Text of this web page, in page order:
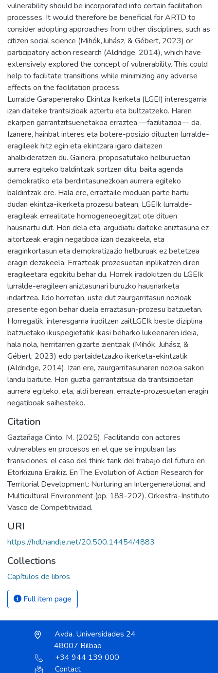
vulnerability should be incorporated into certain facilitation
processes. It would therefore be beneficial for ARTD to
consider adopting approaches from other disciplines, such as
citizen social science (Mihók,Juhász, & Gébert, 2023) or
participatory action research (Aldridge, 2014), which have
extensively explored the concept of vulnerability. This could
help to facilitate transitions while minimizing any adverse
effects on the facilitation process.
Lurralde Garapenerako Ekintza Ikerketa (LGEI) interesgarria
izan daiteke trantsizioak aztertu eta bultzatzeko. Haren
ekarpen garrantzitsuenetakoa erraztea —fazilitazioa— da.
Izanere, hainbat interes eta botere-posizio dituzten lurralde-
eragileek hitz egin eta ekintzara igaro daitezen
ahalbideratzen du. Gainera, proposatutako helburuetan
aurrera egiteko baldintzak sortzen ditu, baita agenda
demokratiko eta berdintasunezkoan aurrera egiteko
baldintzak ere. Hala ere, erraztaile moduan parte hartu
dudan ekintza-ikerketa prozesu batean, LGEIk lurralde-
eragileak errealitate homogeneoegitzat ote dituen
hausnartu dut. Hori dela eta, argudiatu daiteke aniztasuna ez
aitortzeak eragin negatiboa izan dezakeela, eta
eraginkortasun eta demokratizazio helburuak ez betetzea
eragin dezakeela. Errazteak prozesuetan inplikatzen diren
eragileetara egokitu behar du. Horrek iradokitzen du LGEIk
lurralde-eragileen aniztasunari buruzko hausnarketa
indartzea. Ildo horretan, uste dut zaurgarritasun nozioak
presente egon behar duela erraztasun-prozesu batzuetan.
Horregatik, interesgarria iruditzen zaitLGEIk beste diziplina
batzuetako ikuspegietatik ikasi beharko lukeenaren ideia,
hala nola, herritarren gizarte zientziak (Mihók, Juhász, &
Gébert, 2023) edo partaidetzazko ikerketa-ekintzatik
(Aldridge, 2014). Izan ere, zaurgarritasunaren nozioa sakon
landu baitute. Hori guztia garrantzitsua da trantsizioetan
aurrera egiteko, eta, aldi berean, errazte-prozesuetan eragin
negatiboak saihesteko.
Citation
Gaztañaga Cinto, M. (2025). Facilitando con actores
vulnerables en procesos en el que se impulsan las
transiciones: el caso del think tank del trabajo del futuro en
Etorkizuna Eraikiz. En The Evolution of Action Research for
Territorial Development: Nurturing an Intergenerational and
Multicultural Environment (pp. 189-202). Orkestra-Instituto
Vasco de Competitividad.
URI
https://hdl.handle.net/20.500.14454/4883
Collections
Capítulos de libros
Full item page
Avda. Universidades 24
48007 Bilbao
+34 944 139 000
Contact